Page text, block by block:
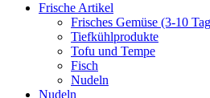
Frische Artikel
Frisches Gemüse (3-10
Tiefkühlprodukte
Tofu und Tempe
Fisch
Nudeln
Nudeln